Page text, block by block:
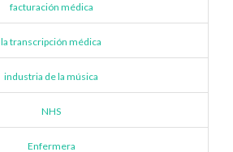
facturación médica
la transcripción médica
industria de la música
NHS
Enfermera